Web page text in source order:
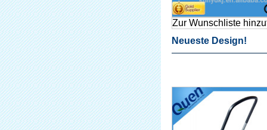
Zur Wunschliste
Neueste Design!
Maschine Für